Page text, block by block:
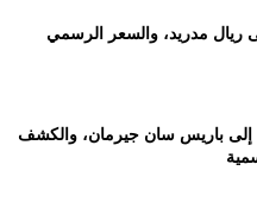
ريال مدريد، والسعر الرسمي
باريس سان جيرمان، والكشف